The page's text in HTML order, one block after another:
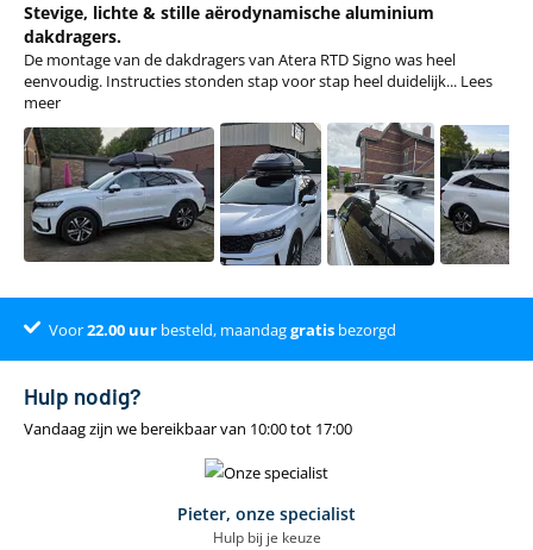
Stevige, lichte & stille aërodynamische aluminium
dakdragers.
De montage van de dakdragers van Atera RTD Signo was heel
eenvoudig. Instructies stonden stap voor stap heel duidelijk... Lees
meer
Voor22.00uurbesteld, maandaggratisbezorgd
Klantenbeoordeling 9.4
Hulp nodig?
Vandaag zijn we bereikbaar van 10:00 tot 17:00
Pieter, onze specialist
Hulp bij je keuze